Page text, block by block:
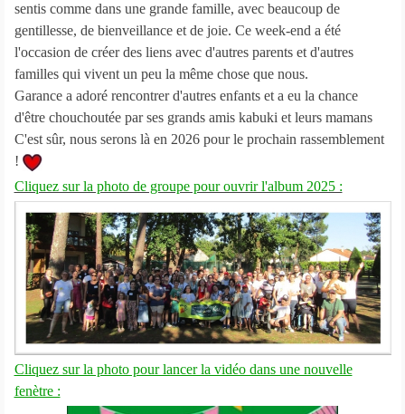
sentis comme dans une grande famille, avec beaucoup de
gentillesse, de bienveillance et de joie. Ce week-end a été
l'occasion de créer des liens avec d'autres parents et d'autres
familles qui vivent un peu la même chose que nous.
Garance a adoré rencontrer d'autres enfants et a eu la chance
d'être chouchoutée par ses grands amis kabuki et leurs mamans
C'est sûr, nous serons là en 2026 pour le prochain rassemblement
!
Cliquez sur la photo de groupe pour ouvrir l'album 2025 :
Cliquez sur la photo pour lancer la vidéo dans une nouvelle
fenètre :